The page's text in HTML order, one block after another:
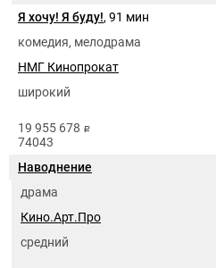
Я хочу! Я буду!, 91 мин
комедия, мелодрама
НМГ Кинопрокат
широкий
19 955 678 руб.
74043
Наводнение
драма
Кино.Арт.Про
средний